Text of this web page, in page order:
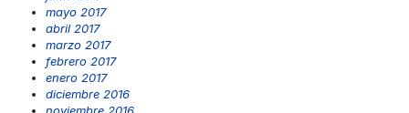
mayo 2017
abril 2017
marzo 2017
febrero 2017
enero 2017
diciembre 2016